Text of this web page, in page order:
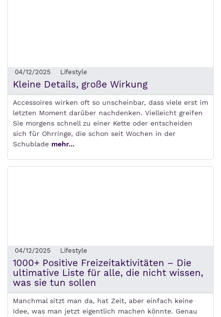
04/12/2025 Lifestyle
Kleine Details, große Wirkung
Accessoires wirken oft so unscheinbar, dass viele erst im
letzten Moment darüber nachdenken. Vielleicht greifen
Sie morgens schnell zu einer Kette oder entscheiden
sich für Ohrringe, die schon seit Wochen in der
Schublade mehr...
04/12/2025 Lifestyle
1000+ Positive Freizeitaktivitäten – Die
ultimative Liste für alle, die nicht wissen,
was sie tun sollen
Manchmal sitzt man da, hat Zeit, aber einfach keine
Idee, was man jetzt eigentlich machen könnte. Genau